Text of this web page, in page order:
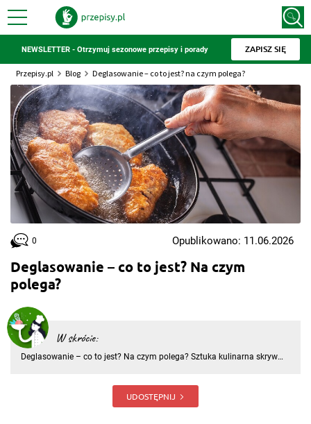
NEWSLETTER - Otrzymuj sezonowe przepisy i porady ZAPISZ SIĘ
Przepisy.pl Blog Deglasowanie – co to jest? na czym polega?
Deglasowanie – co to jest? Na czym
polega?
W skrócie:
Deglasowanie – co to jest? Na czym polega? Sztuka kulinarna skrywa
czynności o ogromnym znaczeniu dla końcowego smaku p
UDOSTĘPNIJ
0 Opublikowano: 11.06.2026